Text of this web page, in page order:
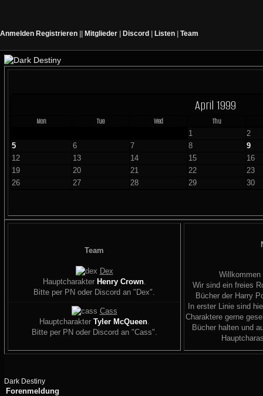
Anmelden Registrieren Mitglieder Discord Listen Team
April 1999
Mon Tue Wed Thu
1
2
5
6 7 8
9
12
13 14 15
16
19
20 21 22
23
26
27 28 29 30
Team
Dex
Hauptcharakter Henry Crown.
Bitte per PN oder Discord an "Dex".
Cass
Hauptcharakter Tyler McQueen.
Bitte per PN oder Discord an "Cass".
Wir sind ein freies
Bücher der Harry
In erster Linie sind
Charaktere gerne
Bücher halten und
Dark Destiny
Forenmeldung